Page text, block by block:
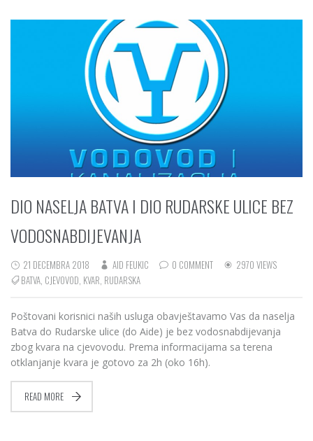
DIO NASELJA BATVA I DIO RUDARSKE ULICE BEZ
VODOSNABDIJEVANJA
21 DECEMBRA 2018 AID FEUKIC 0 COMMENT
2970 VIEWS
BATVA CJEVOVOD KVAR RUDARSKA
Poštovani korisnici naših usluga obavještavamo Vas da naselja
Batva do Rudarske ulice (do Aide) je bez vodosnabdijevanja
zbog kvara na cjevovodu. Prema informacijama sa terena
otklanjanje kvara je gotovo za 2h (oko 16h).
READ MORE